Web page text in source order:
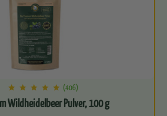
(406)
Wildheidelbeer Pulver, 100 g